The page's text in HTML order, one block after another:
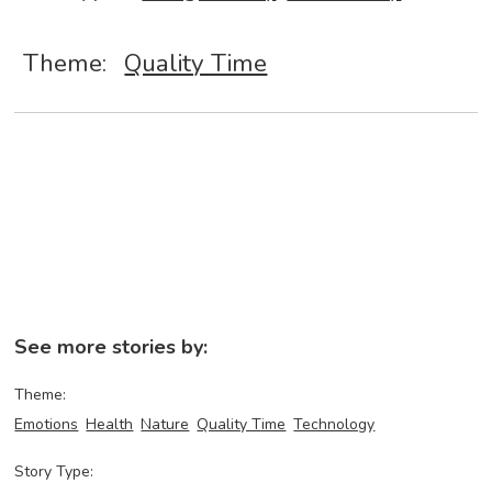
Theme: Quality Time
See more stories by:
Theme:
Emotions Health Nature Quality Time Technology
Story Type: